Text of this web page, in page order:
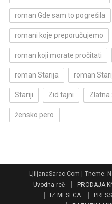
roman Gde sam to pogrešila
romani koje preporučujemo
roman koji morate pročitati
roman Starija roman
Stariji Zid tajni Zlatna
žensko pero
LjiljanaSarac.Com | Theme:
Uvodna reč
PRODAJA
IZ MESECA
PRESS